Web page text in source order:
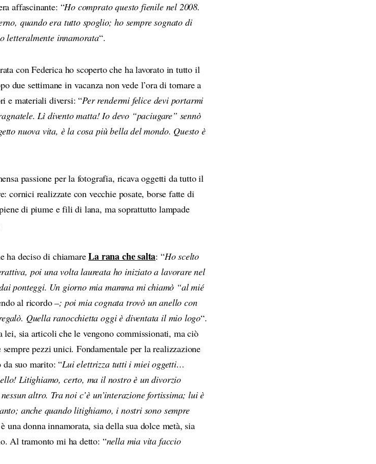
affascinante: “Ho comprato questo fienile nel 2008.
quando era tutto spoglio; ho sempre sognato di
letteralmente innamorata“.
con Federica ho scoperto che ha lavorato in tutto il
due settimane in vacanza non vede l’ora di tornare a
e materiali diversi: “Per rendermi felice devi portarmi
Lì divento matta! Io devo “paciugare” sennò
nuova vita, è la cosa più bella del mondo. Questo è
passione per la fotografia, ricava oggetti da tutto il
cornici realizzate con vecchie posate, borse fatte di
di piume e fili di lana, ma soprattutto lampade
ha deciso di chiamareLa rana che salta: “Ho scelto
poi una volta laureata ho iniziato a lavorare nel
ponteggi. Un giorno mia mamma mi chiamò “al mié
al ricordo–; poi mia cognata trovò un anello con
Quella ranocchietta oggi è diventata il mio logo“.
lei, sia articoli che le vengono commissionati, ma ciò
pezzi unici. Fondamentale per la realizzazione
suo marito: “Lui elettrizza tutti i miei oggetti…
Litighiamo, certo, ma il nostro è un divorzio
altro. Tra noi c’è un’interazione fortissima; lui è
anche quando litighiamo, i nostri sono sempre
una donna innamorata, sia della sua dolce metà, sia
Al tramonto mi ha detto: “nella mia vita faccio